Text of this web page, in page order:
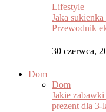
Lifestyle
Jaka
Przewodnik
30 czerwca,
Dom
Dom
Jakie
prezent dla 3-